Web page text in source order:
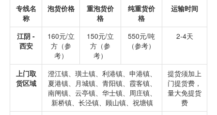
专线名
称
泡货价格
重泡货价
格
纯重货价
格
运输时间
江阴 -
西安
160元/立
方（参
考）
150元/立
方（参
考）
550元/吨
（参考）
2-4天
上门取
货区域
澄江镇、璜土镇、利港镇、申港镇、
夏港镇、月城镇、青阳镇、霞客镇、
南闸镇、云亭镇、华士镇、周庄镇、
新桥镇、长泾镇、顾山镇、祝塘镇
提货须加上
门提货费，
量大免提货
费